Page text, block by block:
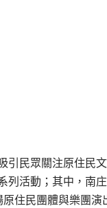
引民眾關注原住民
列活動；其中，南
住民團體與樂團